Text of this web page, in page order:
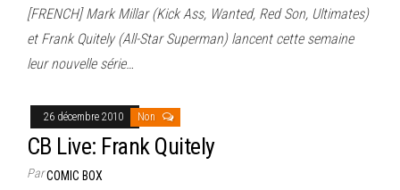
[FRENCH] Mark Millar (Kick Ass, Wanted, Red Son, Ultimates)
et Frank Quitely (All-Star Superman) lancent cette semaine
leur nouvelle série…
26 décembre 2010 Non
CB Live: Frank Quitely
ParCOMIC BOX